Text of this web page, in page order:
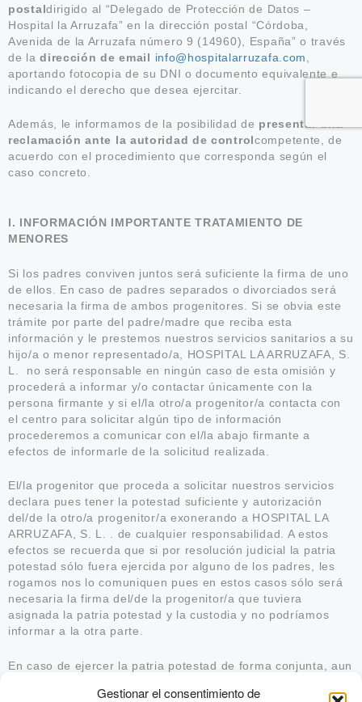
Gestionar el consentimiento de
postaldirigido al “Delegado de Protección de Datos –
Hospital la Arruzafa” en la dirección postal “Córdoba,
Avenida de la Arruzafa número 9 (14960), España” o través
de ladirección de email info@hospitalarruzafa.com
aportando fotocopia de su DNI o documento equivalente e
indicando el derecho que desea ejercitar.
Además, le informamos de la posibilidad de presentar una
reclamación ante la autoridad de controlcompetente, de
acuerdo con el procedimiento que corresponda según el
caso concreto.
I. INFORMACIÓN IMPORTANTE TRATAMIENTO DE
MENORES
Si los padres conviven juntos será suficiente la firma de uno
de ellos. En caso de padres separados o divorciados será
necesaria la firma de ambos progenitores. Si se obvia este
trámite por parte del padre/madre que reciba esta
información y le prestemos nuestros servicios sanitarios a su
hijo/a o menor representado/a, HOSPITAL LA ARRUZAFA, S.
L. no será responsable en ningún caso de esta omisión y
procederá a informar y/o contactar únicamente con la
persona firmante y si el/la otro/a progenitor/a contacta con
el centro para solicitar algún tipo de información
procederemos a comunicar con el/la abajo firmante a
efectos de informarle de la solicitud realizada.
El/la progenitor que proceda a solicitar nuestros servicios
declara pues tener la potestad suficiente y autorización
del/de la otro/a progenitor/a exonerando a HOSPITAL LA
ARRUZAFA, S. L. . de cualquier responsabilidad. A estos
efectos se recuerda que si por resolución judicial la patria
potestad sólo fuera ejercida por alguno de los padres, les
rogamos nos lo comuniquen pues en estos casos sólo será
necesaria la firma del/de la progenitor/a que tuviera
asignada la patria potestad y la custodia y no podríamos
informar a la otra parte.
En caso de ejercer la patria potestad de forma conjunta, aun
progenitores, se podrá informar al otro progenitor respecto a